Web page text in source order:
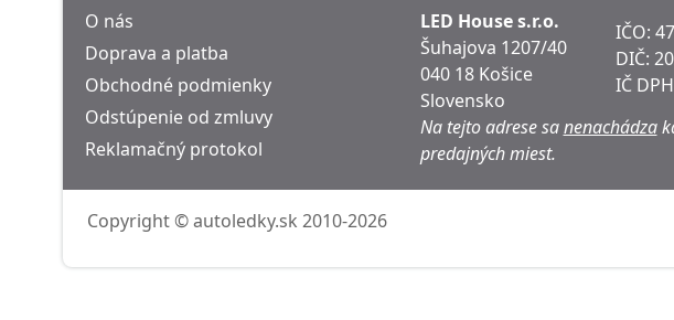
O nás
Doprava a platba
Obchodné podmienky
Odstúpenie od zmluvy
Reklamačný protokol
LED House s.r.o.
Šuhajova 1207/40
040 18 Košice
Slovensko
IČO:
DIČ:
IČ
Na tejto adrese sanenachádza
predajných miest.
Copyright © autoledky.sk 2010-2026